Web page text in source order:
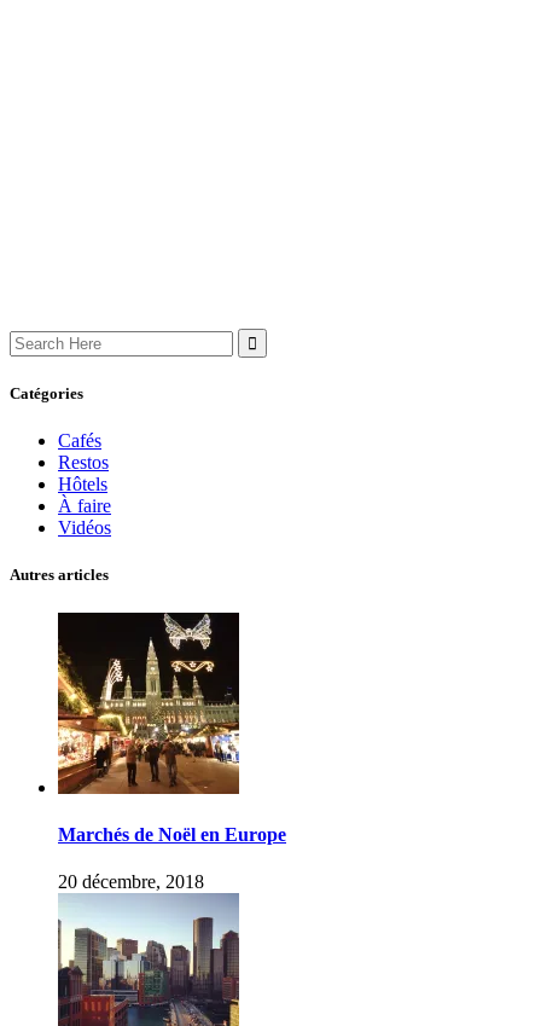
Search
for:
Catégories
Cafés
Restos
Hôtels
À faire
Vidéos
Autres articles
Marchés de Noël en Europe
20 décembre, 2018